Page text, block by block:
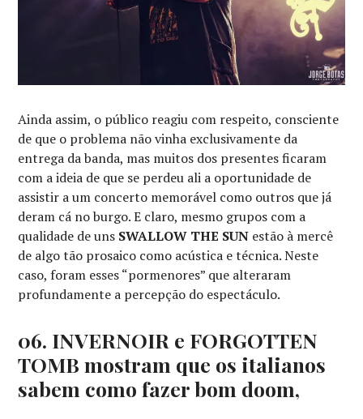
Ainda assim, o público reagiu com respeito, consciente
de que o problema não vinha exclusivamente da
entrega da banda, mas muitos dos presentes ficaram
com a ideia de que se perdeu ali a oportunidade de
assistir a um concerto memorável como outros que já
deram cá no burgo. E claro, mesmo grupos com a
qualidade de uns SWALLOW THE SUN estão à mercê
de algo tão prosaico como acústica e técnica. Neste
caso, foram esses “pormenores” que alteraram
profundamente a percepção do espectáculo.
06. INVERNOIR e FORGOTTEN
TOMB mostram que os italianos
sabem como fazer bom doom,